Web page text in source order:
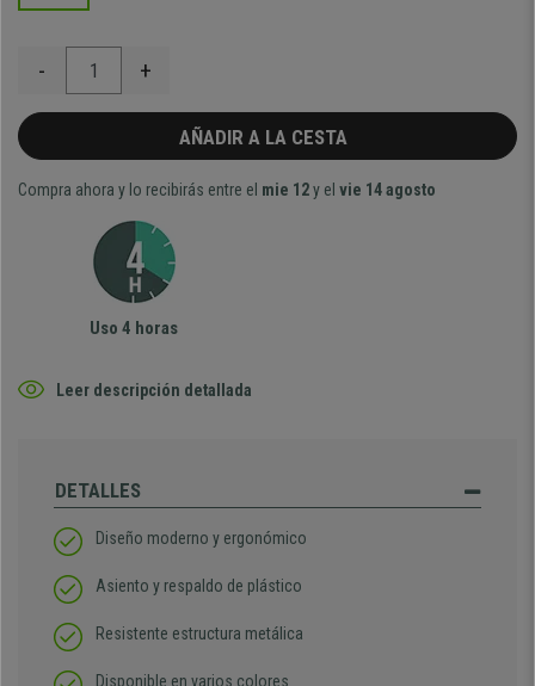
- +
AÑADIR A LA CESTA
Compra ahora y lo recibirás entre el mie 12y el vie 14 agosto
Uso 4 horas
Leer descripción detallada
DETALLES
Diseño moderno y ergonómico
Asiento y respaldo de plástico
Resistente estructura metálica
Disponible en varios colores